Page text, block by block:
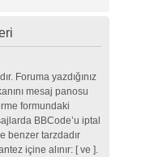
Foruma yazdığınız
mesaj panosu
formundaki
BBCode’u iptal
benzer tarzdadır
içine alınır: [ ve ].